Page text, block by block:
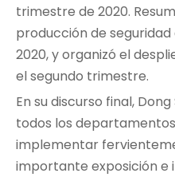
trimestre de 2020.
producción de
2020, y organizó el
el segundo trimestre.
En su discurso final,
todos los
implementar
importante exposición e